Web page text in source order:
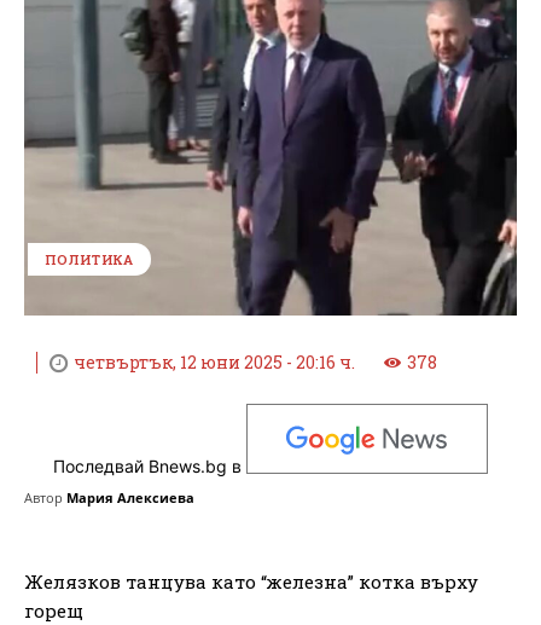
ПОЛИТИКА
четвъртък, 12 юни 2025 - 20:16 ч. 378
Последвай Bnews.bg в
Автор Мария Алексиева
Желязков танцува като “железна” котка върху
горещ